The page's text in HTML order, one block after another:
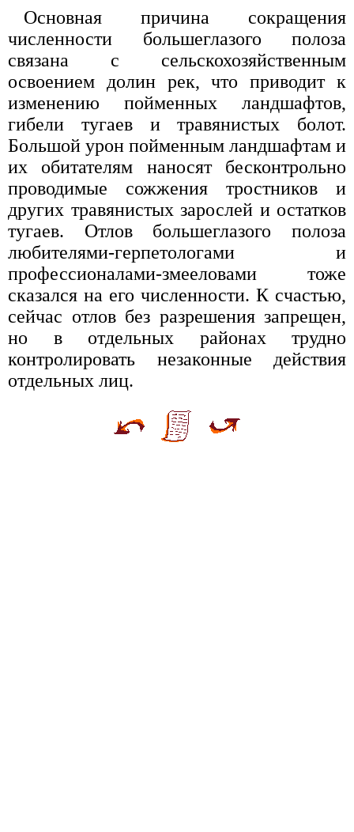
Основная причина сокращения
численности большеглазого полоза
связана с сельскохозяйственным
освоением долин рек, что приводит к
изменению пойменных ландшафтов,
гибели тугаев и травянистых болот.
Большой урон пойменным ландшафтам и
их обитателям наносят бесконтрольно
проводимые сожжения тростников и
других травянистых зарослей и остатков
тугаев. Отлов большеглазого полоза
любителями-герпетологами и
профессионалами-змееловами тоже
сказался на его численности. К счастью,
сейчас отлов без разрешения запрещен,
но в отдельных районах трудно
контролировать незаконные действия
отдельных лиц.